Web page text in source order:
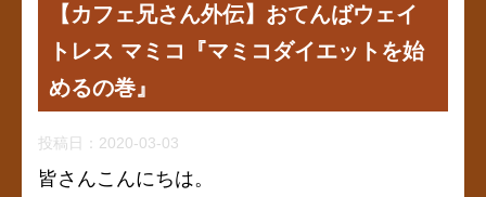
【カフェ兄さん外伝】おてんばウェイ
トレス マミコ『マミコダイエットを始
めるの巻』
投稿日： 2020-03-03
皆さんこんにちは。